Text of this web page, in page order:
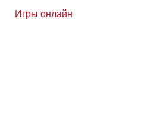
Игры онлайн